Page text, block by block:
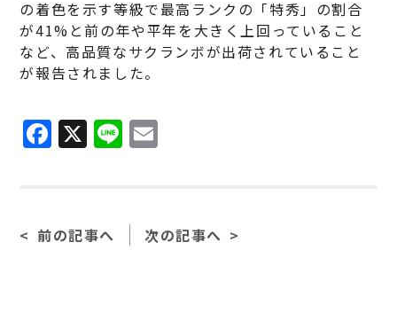
の着色を示す等級で最高ランクの「特秀」の割合
が41%と前の年や平年を大きく上回っていること
など、高品質なサクランボが出荷されていること
が報告されました。
F
a
b
X Li
n
前の記事へ 次の記事へ